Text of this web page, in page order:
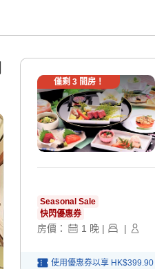
僅剩 3間房！
Seasonal Sale
快閃優惠券
房價： 1 晚 | |
使用優惠券以享 HK$399.90